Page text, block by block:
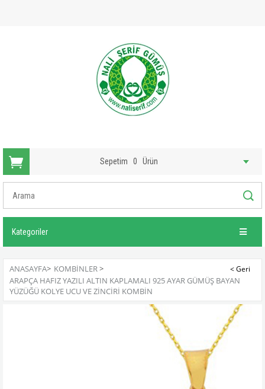
Sepetim 0 Ürün
Kategoriler
ANASAYFA> KOMBINLER>
ARAPÇA HAFIZ YAZILI ALTIN KAPLAMALI 925 AYAR GÜMÜŞ BAYAN
YÜZÜĞÜ KOLYE UCU VE ZINCIRI KOMBIN